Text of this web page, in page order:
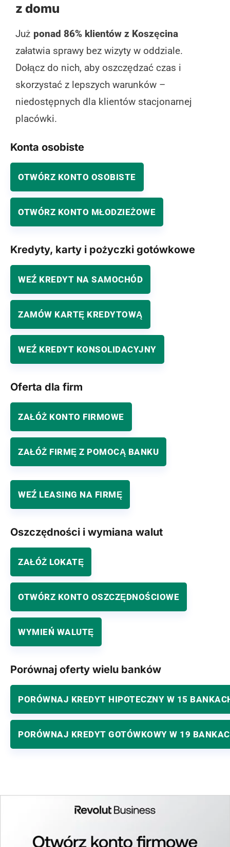
z domu
Już ponad 86% klientów z Koszęcina
załatwia sprawy bez wizyty w oddziale.
Dołącz do nich, aby oszczędzać czas i
skorzystać z lepszych warunków –
niedostępnych dla klientów stacjonarnej
placówki.
Konta osobiste
OTWÓRZ KONTO OSOBISTE
OTWÓRZ KONTO MŁODZIEŻOWE
Kredyty, karty i pożyczki gotówkowe
WEŹ KREDYT NA SAMOCHÓD
ZAMÓW KARTĘ KREDYTOWĄ
WEŹ KREDYT KONSOLIDACYJNY
Oferta dla firm
ZAŁÓŻ KONTO FIRMOWE
ZAŁÓŻ FIRMĘ Z POMOCĄ BANKU
WEŹ LEASING NA FIRMĘ
Oszczędności i wymiana walut
ZAŁÓŻ LOKATĘ
OTWÓRZ KONTO OSZCZĘDNOŚCIOWE
WYMIEŃ WALUTĘ
Porównaj oferty wielu banków
PORÓWNAJ KREDYT HIPOTECZNY W 15
PORÓWNAJ KREDYT GOTÓWKOWY W 19